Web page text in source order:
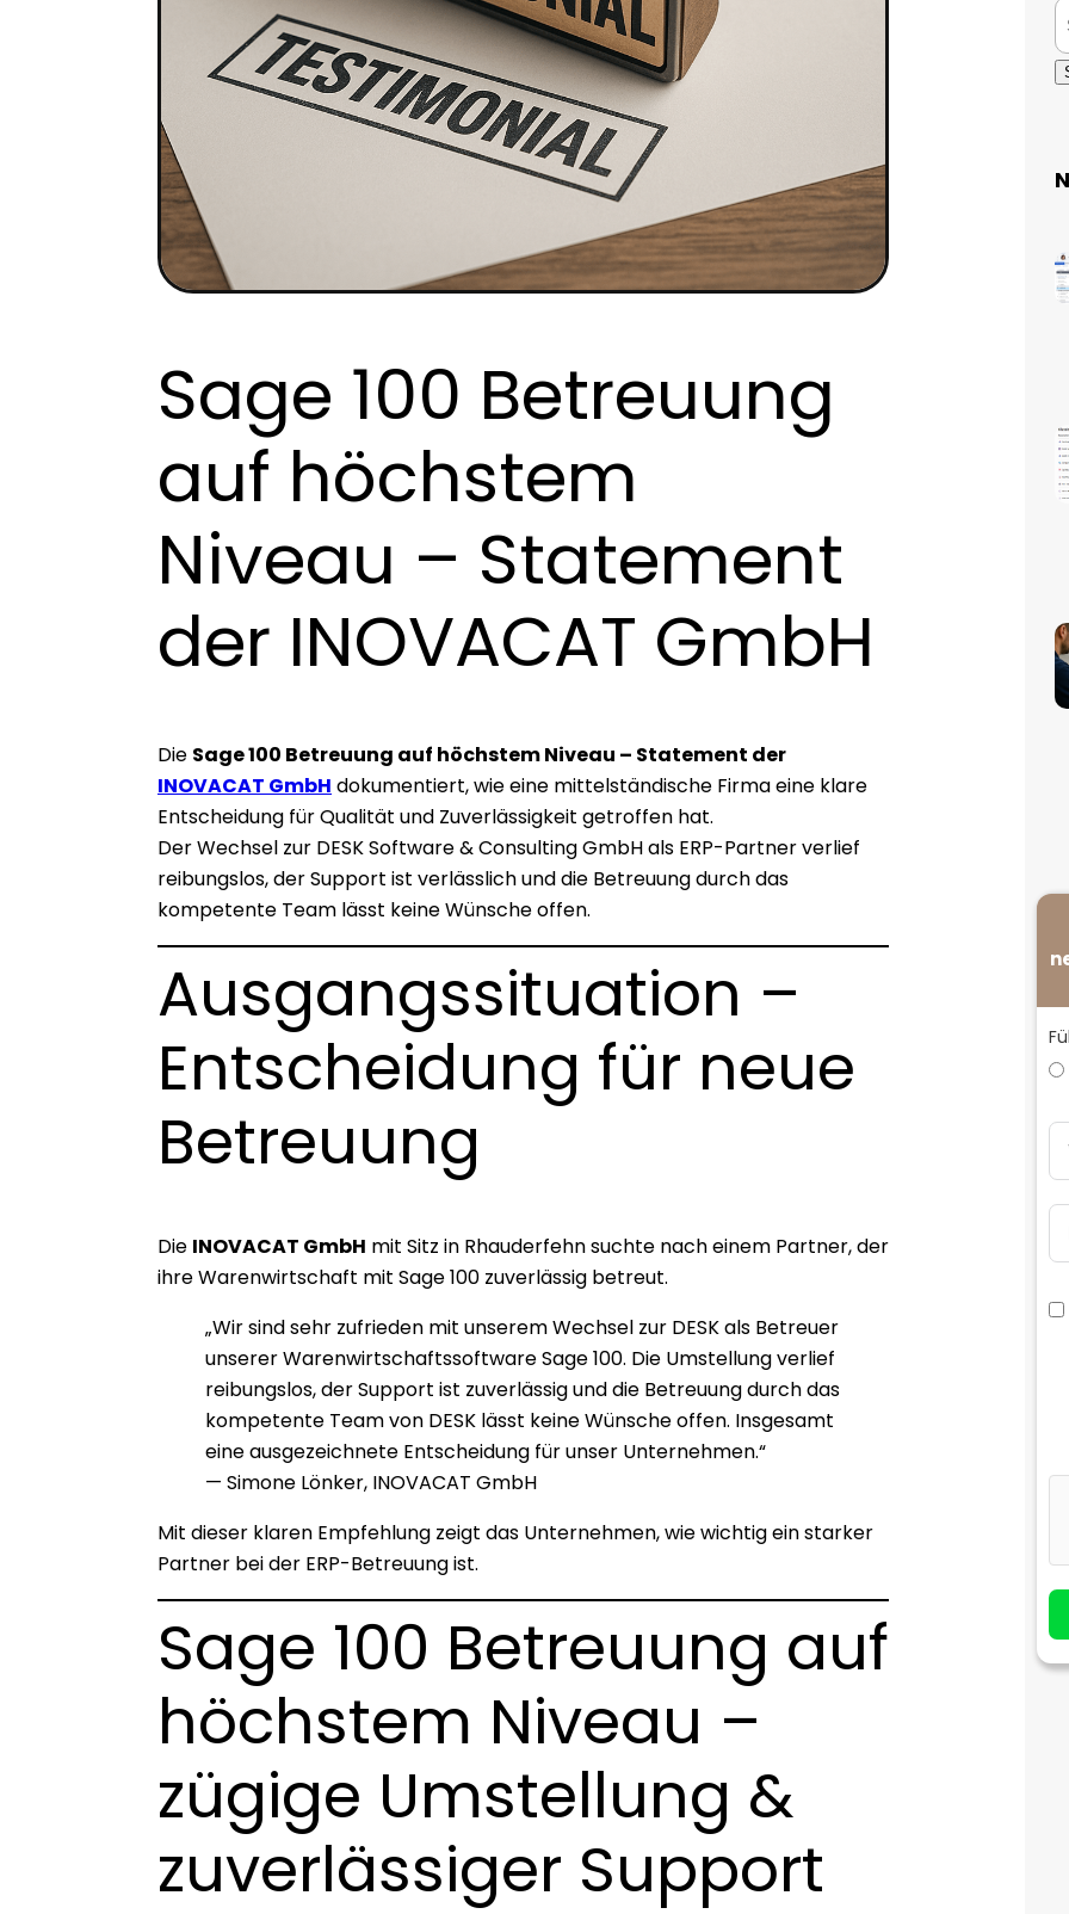
Sage 100 Betreuung
auf höchstem
Niveau – Statement
der INOVACAT GmbH
Die Sage 100 Betreuung auf höchstem Niveau – Statement der
INOVACAT GmbH dokumentiert, wie eine mittelständische Firma eine klare
Entscheidung für Qualität und Zuverlässigkeit getroffen hat.
Der Wechsel zur DESK Software & Consulting GmbH als ERP-Partner verlief
reibungslos, der Support ist verlässlich und die Betreuung durch das
kompetente Team lässt keine Wünsche offen.
Ausgangssituation –
Entscheidung für neue
Betreuung
Die INOVACAT GmbH mit Sitz in Rhauderfehn suchte nach einem Partner, der
ihre Warenwirtschaft mit Sage 100 zuverlässig betreut.
„Wir sind sehr zufrieden mit unserem Wechsel zur DESK als Betreuer
unserer Warenwirtschaftssoftware Sage 100. Die Umstellung verlief
reibungslos, der Support ist zuverlässig und die Betreuung durch das
kompetente Team von DESK lässt keine Wünsche offen. Insgesamt
eine ausgezeichnete Entscheidung für unser Unternehmen.“
— Simone Lönker, INOVACAT GmbH
Mit dieser klaren Empfehlung zeigt das Unternehmen, wie wichtig ein starker
Partner bei der ERP-Betreuung ist.
Sage 100 Betreuung auf
höchstem Niveau –
zügige Umstellung &
zuverlässiger Support